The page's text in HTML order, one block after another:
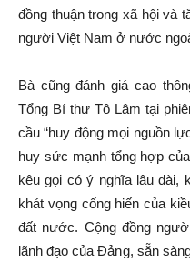
đồng thuận trong xã hội và
người Việt Nam ở nước
Bà cũng đánh giá cao
Tổng Bí thư Tô Lâm tại
cầu “huy động mọi nguồn
huy sức mạnh tổng hợp
kêu gọi có ý nghĩa lâu dài,
khát vọng cống hiến của
đất nước. Cộng đồng
lãnh đạo của Đảng, sẵn